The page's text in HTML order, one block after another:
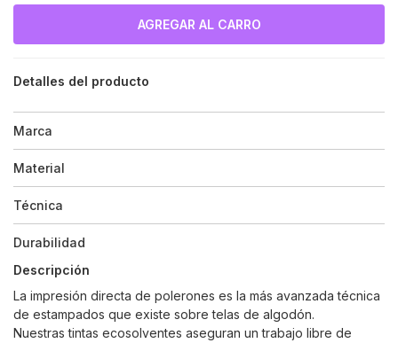
Detalles del producto
Marca
Material
Técnica
Durabilidad
Descripción
La impresión directa de polerones es la más avanzada técnica
de estampados que existe sobre telas de algodón.
Nuestras tintas ecosolventes aseguran un trabajo libre de